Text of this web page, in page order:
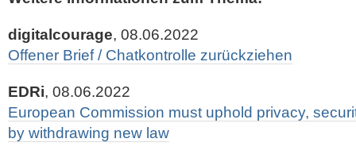
digitalcourage, 08.06.2022
Offener Brief / Chatkontrolle zurückziehen
EDRi, 08.06.2022
European Commission must uphold privacy,
by withdrawing new law